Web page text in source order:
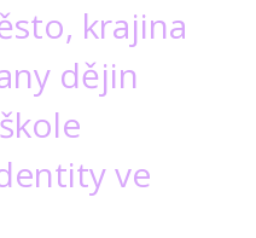
krajina
dějin
ve